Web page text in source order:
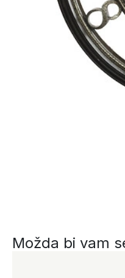
Možda bi vam